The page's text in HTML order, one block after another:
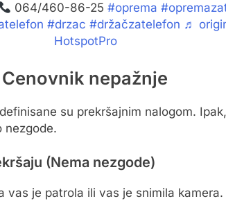
064/460-86-25 #oprema
#drzac #držačzatelefon ♬
HotspotPro
nepažnje
su prekršajnim nalogom.
nezgode.
(Nema nezgode)
vas je patrola ili vas je snimila kamera.